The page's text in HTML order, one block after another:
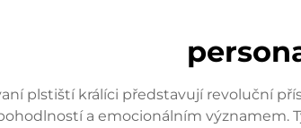
plstiští králíci představují revoluční
a emocionálním významem.